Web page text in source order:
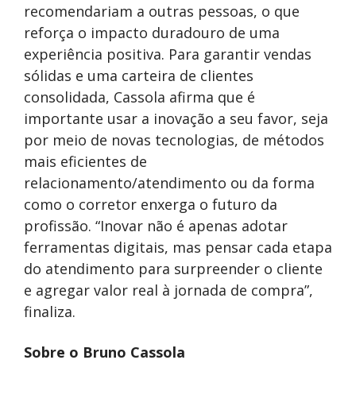
recomendariam a outras pessoas, o que
reforça o impacto duradouro de uma
experiência positiva. Para garantir vendas
sólidas e uma carteira de clientes
consolidada, Cassola afirma que é
importante usar a inovação a seu favor, seja
por meio de novas tecnologias, de métodos
mais eficientes de
relacionamento/atendimento ou da forma
como o corretor enxerga o futuro da
profissão. “Inovar não é apenas adotar
ferramentas digitais, mas pensar cada etapa
do atendimento para surpreender o cliente
e agregar valor real à jornada de compra”,
finaliza.
Sobre o Bruno Cassola